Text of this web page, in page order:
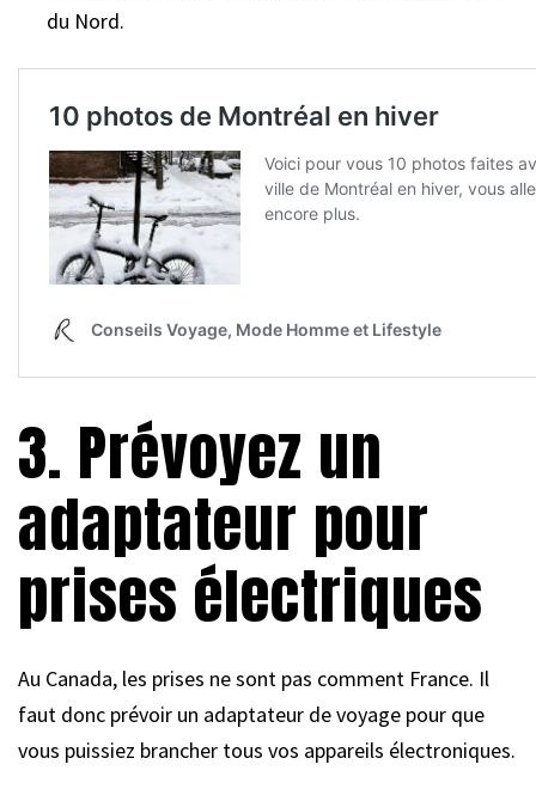
du Nord.
3. Prévoyez un
adaptateur pour
prises électriques
Au Canada, les prises ne sont pas comment France. Il
faut donc prévoir un adaptateur de voyage pour que
vous puissiez brancher tous vos appareils électroniques.